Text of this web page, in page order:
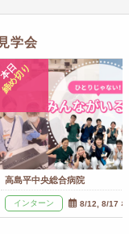
学会
本日
締め切り
高島平中央総合病院
インターン 8/12, 8/17